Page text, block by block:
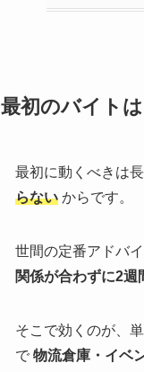
最初のバイト
最初に動くべきは
らない からです。
世間の定番アドバ
関係が合わずに2週
そこで効くのが、
で 物流倉庫・イベ